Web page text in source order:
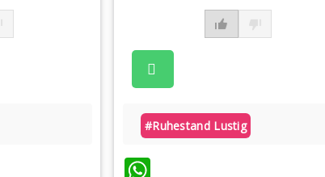
#ruhestand Lustig